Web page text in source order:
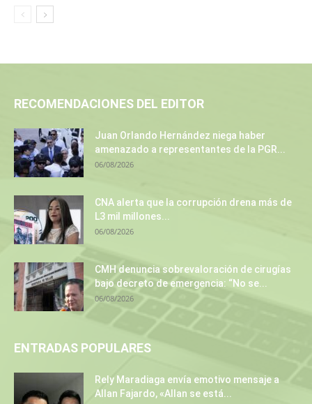
RECOMENDACIONES DEL EDITOR
Juan Orlando Hernández niega haber
amenazado a representantes de la PGR...
06/08/2026
CNA alerta que la corrupción drena más de
L3 mil millones...
06/08/2026
CMH denuncia sobrevaloración de cirugías
bajo decreto de emergencia: “No se...
06/08/2026
ENTRADAS POPULARES
Rely Maradiaga envía emotivo mensaje a
Allan Fajardo, «Allan se está...